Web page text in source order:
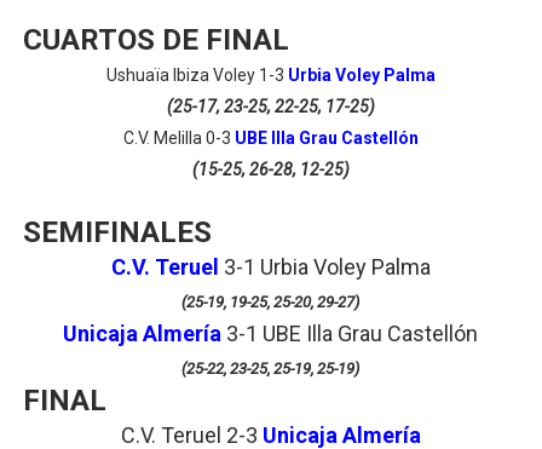
CUARTOS DE FINAL
Ushuaïa Ibiza Voley 1-3 Urbia Voley Palma
(25-17, 23-25, 22-25, 17-25)
C.V. Melilla 0-3 UBE Illa Grau Castellón
(15-25, 26-28, 12-25)
SEMIFINALES
C.V. Teruel 3-1 Urbia Voley Palma
(25-19, 19-25, 25-20, 29-27)
Unicaja Almería 3-1 UBE Illa Grau Castellón
(25-22, 23-25, 25-19, 25-19)
FINAL
C.V. Teruel 2-3 Unicaja Almería